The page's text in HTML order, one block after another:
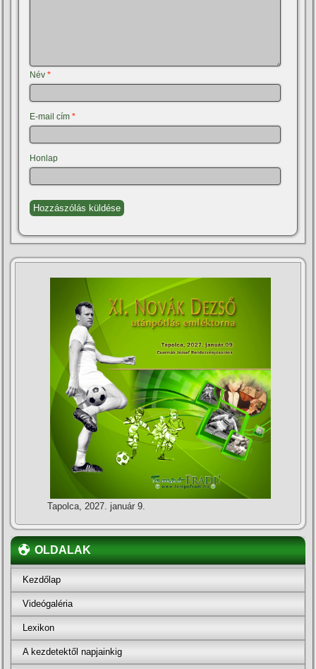
Név*
E-mail cím*
Honlap
Tapolca, 2027. január 9.
OLDALAK
Kezdőlap
Videógaléria
Lexikon
A kezdetektől napjainkig